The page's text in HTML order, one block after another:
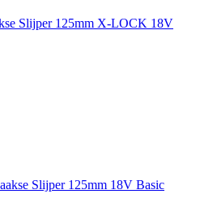
Slijper 125mm X-LOCK 18V